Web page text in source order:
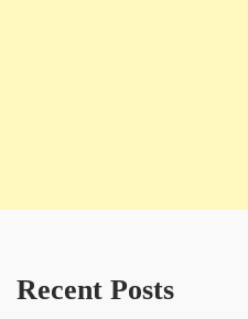
Recent Posts